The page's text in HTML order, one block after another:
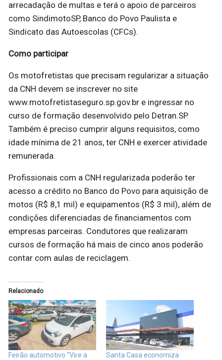
arrecadação de multas e terá o apoio de parceiros
como SindimotoSP, Banco do Povo Paulista e
Sindicato das Autoescolas (CFCs).
Como participar
Os motofretistas que precisam regularizar a situação
da CNH devem se inscrever no site
www.motofretistaseguro.sp.gov.br e ingressar no
curso de formação desenvolvido pelo Detran.SP.
Também é preciso cumprir alguns requisitos, como
idade mínima de 21 anos, ter CNH e exercer atividade
remunerada.
Profissionais com a CNH regularizada poderão ter
acesso a crédito no Banco do Povo para aquisição de
motos (R$ 8,1 mil) e equipamentos (R$ 3 mil), além de
condições diferenciadas de financiamentos com
empresas parceiras. Condutores que realizaram
cursos de formação há mais de cinco anos poderão
contar com aulas de reciclagem.
Relacionado
Feirão automotivo “Vire a
Santa Casa economiza